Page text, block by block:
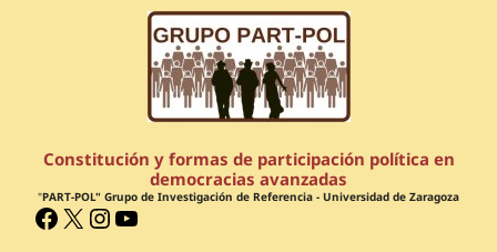
Constitución y formas de participación política en
democracias avanzadas
"PART-POL" Grupo de Investigación de Referencia - Universidad de Zaragoza